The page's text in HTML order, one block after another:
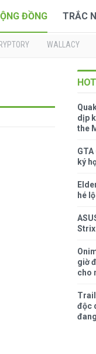
ĐỒNG TRẮC
WALLACY
dịp
the
ký
hé
Strix
giờ
cho
độc